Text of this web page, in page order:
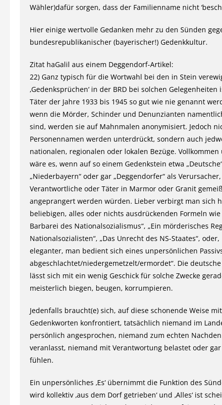
Wähler)dafür sorgen, dass der Familienname nicht
Hier einige wertvolle Gedanken mehr zu den Sünden
bundesrepublikanischer (bayerischer!) Gedenkkultur.
Zitat haGalil aus einem Deggendorf-Artikel:
22) Ganz typisch für die Wortwahl bei den in Stein
‚Gedenksprüchen‘ in der BRD bei solchen Gelegenheiten
Täter der Jahre 1933 bis 1945 so gut wie nie genannt
wenn die Mörder, Schinder und Denunzianten
sind, werden sie auf Mahnmalen anonymisiert. Jedoch
Personennamen werden unterdrückt, sondern auch
nationalen, regionalen oder lokalen Bezüge.
wäre es, wenn auf so einem Gedenkstein etwa
„Niederbayern“ oder gar „Deggendorfer“ als Verursacher,
Verantwortliche oder Täter in Marmor oder Granit
angeprangert werden würden. Lieber verbirgt man sich
beliebigen, alles oder nichts ausdrückenden Formeln wie
Barbarei des Nationalsozialismus“, „Ein mörderisches
Nationalsozialisten“, „Das Unrecht des NS-Staates“, oder,
eleganter, man bedient sich eines unpersönlichen
abgeschlachtet/niedergemetzelt/ermordet“. Die
lässt sich mit ein wenig Geschick für solche Zwecke
meisterlich biegen, beugen, korrumpieren.
Jedenfalls braucht(e) sich, auf diese schonende Weise mit
Gedenkworten konfrontiert, tatsächlich niemand im
persönlich angesprochen, niemand zum echten
veranlasst, niemand mit Verantwortung belastet oder
fühlen.
Ein unpersönliches ‚Es‘ übernimmt die Funktion des
wird kollektiv ‚aus dem Dorf getrieben‘ und ‚Alles‘ ist